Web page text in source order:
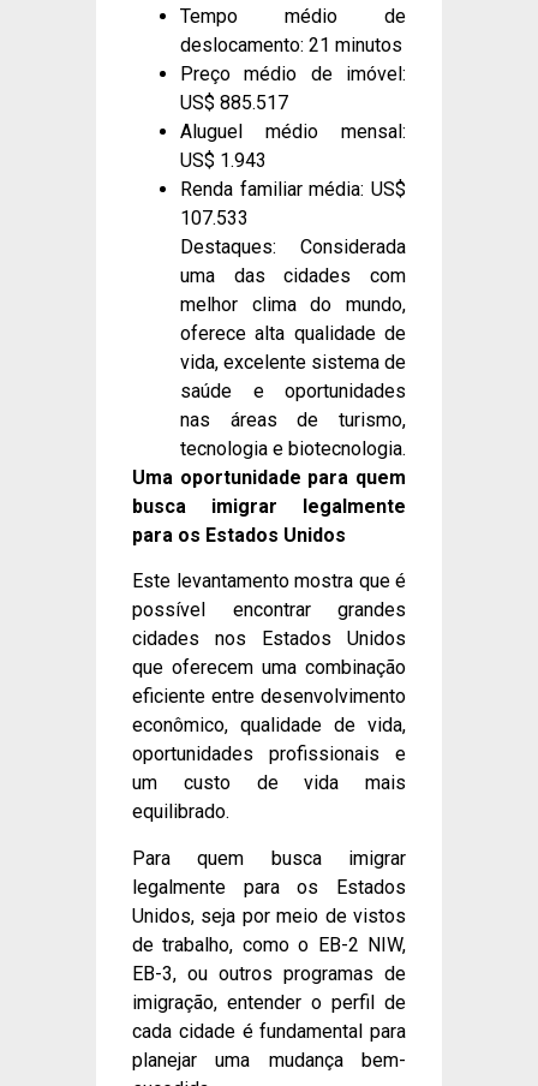
Tempo médio de
deslocamento: 21 minutos
Preço médio de imóvel:
US$ 885.517
Aluguel médio mensal:
US$ 1.943
Renda familiar média: US$
107.533
Destaques: Considerada
uma das cidades com
melhor clima do mundo,
oferece alta qualidade de
vida, excelente sistema de
saúde e oportunidades
nas áreas de turismo,
tecnologia e biotecnologia.
Uma oportunidade para quem
busca imigrar legalmente
para os Estados Unidos
Este levantamento mostra que é
possível encontrar grandes
cidades nos Estados Unidos
que oferecem uma combinação
eficiente entre desenvolvimento
econômico, qualidade de vida,
oportunidades profissionais e
um custo de vida mais
equilibrado.
Para quem busca imigrar
legalmente para os Estados
Unidos, seja por meio de vistos
de trabalho, como o EB-2 NIW,
EB-3, ou outros programas de
imigração, entender o perfil de
cada cidade é fundamental para
planejar uma mudança bem-